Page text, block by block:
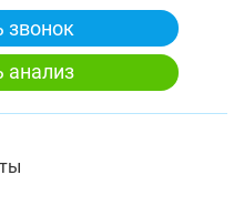
звонок
анализ